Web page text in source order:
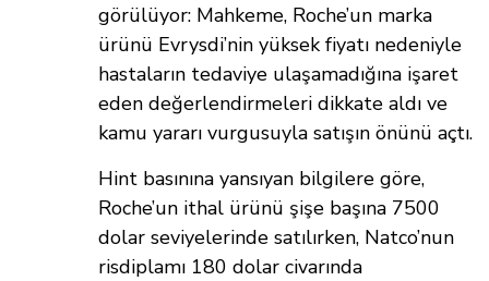
görülüyor: Mahkeme, Roche’un marka
ürünü Evrysdi’nin yüksek fiyatı nedeniyle
hastaların tedaviye ulaşamadığına işaret
eden değerlendirmeleri dikkate aldı ve
kamu yararı vurgusuyla satışın önünü açtı.
Hint basınına yansıyan bilgilere göre,
Roche’un ithal ürünü şişe başına 7500
dolar seviyelerinde satılırken, Natco’nun
risdiplamı 180 dolar civarında